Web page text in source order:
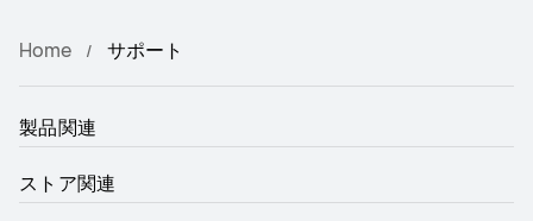
Home サポート
製品関連
ストア関連